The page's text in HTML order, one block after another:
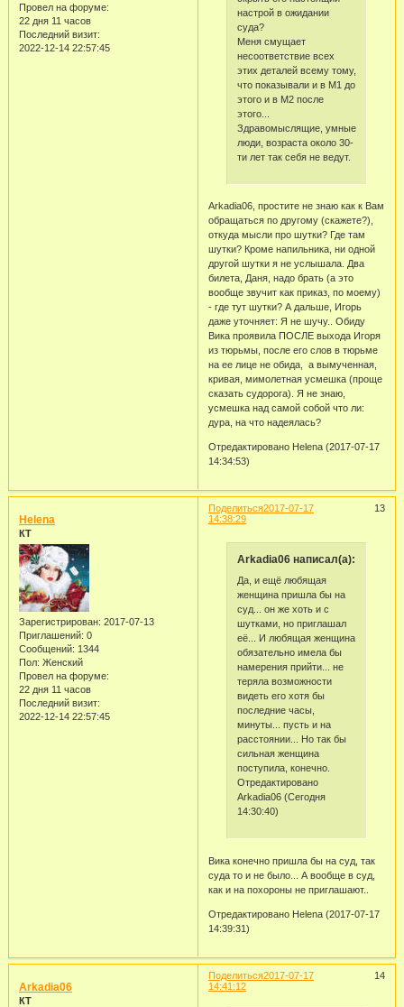
Провел на форуме:
22 дня 11 часов
Последний визит:
2022-12-14 22:57:45
настрой в ожидании
суда?
Меня смущает
несоответствие всех
этих деталей всему тому,
что показывали и в М1 до
этого и в М2 после
этого...
Здравомыслящие, умные
люди, возраста около 30-
ти лет так себя не ведут.
Arkadia06, простите не знаю как к Вам
обращаться по другому (скажете?),
откуда мысли про шутки? Где там
шутки? Кроме напильника, ни одной
другой шутки я не услышала. Два
билета, Даня, надо брать (а это
вообще звучит как приказ, по моему)
- где тут шутки? А дальше, Игорь
даже уточняет: Я не шучу.. Обиду
Вика проявила ПОСЛЕ выхода Игоря
из тюрьмы, после его слов в тюрьме
на ее лице не обида, а вымученная,
кривая, мимолетная усмешка (проще
сказать судорога). Я не знаю,
усмешка над самой собой что ли:
дура, на что надеялась?
Отредактировано Helena (2017-07-17
14:34:53)
Поделиться 13
2017-07-17
14:38:29
Helena
КТ
Зарегистрирован: 2017-07-13
Приглашений: 0
Сообщений: 1344
Пол: Женский
Провел на форуме:
22 дня 11 часов
Последний визит:
2022-12-14 22:57:45
Arkadia06 написал(а):
Да, и ещё любящая
женщина пришла бы на
суд... он же хоть и с
шутками, но приглашал
её... И любящая женщина
обязательно имела бы
намерения прийти... не
теряла возможности
видеть его хотя бы
последние часы,
минуты... пусть и на
расстоянии... Но так бы
сильная женщина
поступила, конечно.
Отредактировано
Arkadia06 (Сегодня
14:30:40)
Вика конечно пришла бы на суд, так
суда то и не было... А вообще в суд,
как и на похороны не приглашают..
Отредактировано Helena (2017-07-17
14:39:31)
Поделиться 14
2017-07-17
14:41:12
Arkadia06
КТ